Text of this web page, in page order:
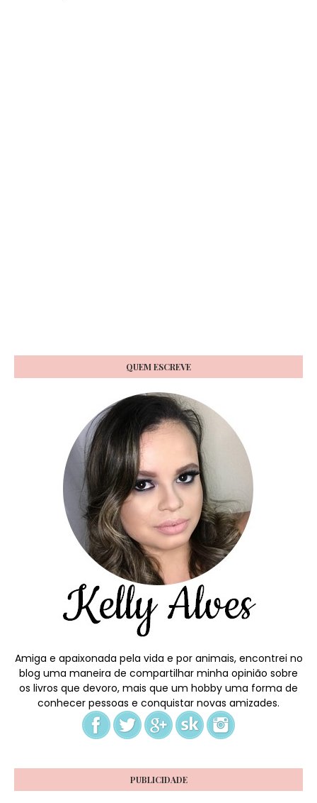
QUEM ESCREVE
Amiga e apaixonada pela vida e por animais, encontrei no
blog uma maneira de compartilhar minha opinião sobre
os livros que devoro, mais que um hobby uma forma de
conhecer pessoas e conquistar novas amizades.
PUBLICIDADE